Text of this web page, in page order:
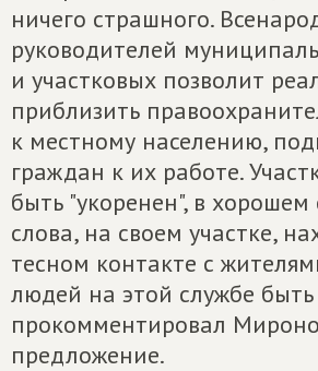
ничего страшного.
руководителей
и участковых позволит
приблизить
к местному населению,
граждан к их работе.
быть "укоренен", в хорошем
слова, на своем участке,
тесном контакте с
людей на этой службе
прокомментировал
предложение.